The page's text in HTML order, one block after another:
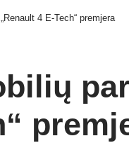
4 E-Tech“ premjera